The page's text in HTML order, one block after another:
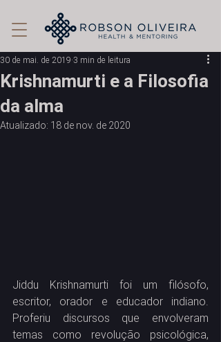
Krishnamurti e a Filosofia
da alma
30 de mai. de 2019 3 min de leitura
Atualizado: 18 de nov. de 2020
Jiddu Krishnamurti foi um filósofo,
escritor, orador e educador indiano.
Proferiu discursos que envolveram
temas como revolução psicológica,